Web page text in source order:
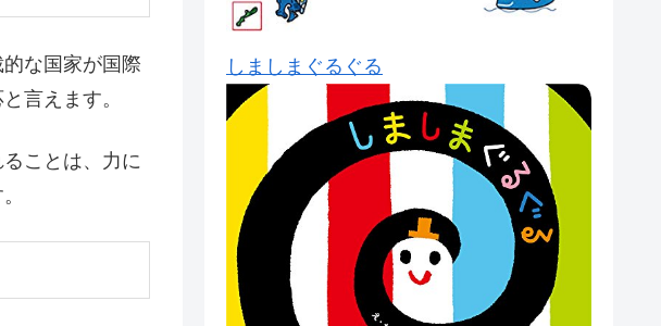
な国家が国際
言えます。
ことは、力に
しましまぐるぐる